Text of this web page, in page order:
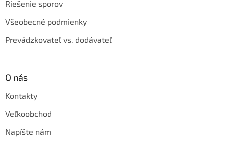
Riešenie sporov
Všeobecné podmienky
Prevádzkovateľ vs. dodávateľ
O nás
Kontakty
Veľkoobchod
Napíšte nám